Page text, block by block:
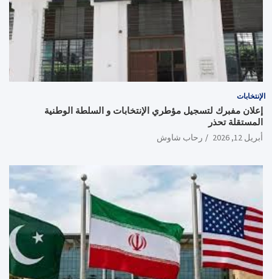
الإنتخابات
إعلان مفبرك لتسجيل مؤطري الإنتخابات و السلطة الوطنية
المستقلة تحذر
أبريل 12, 2026 رحاب شاوش